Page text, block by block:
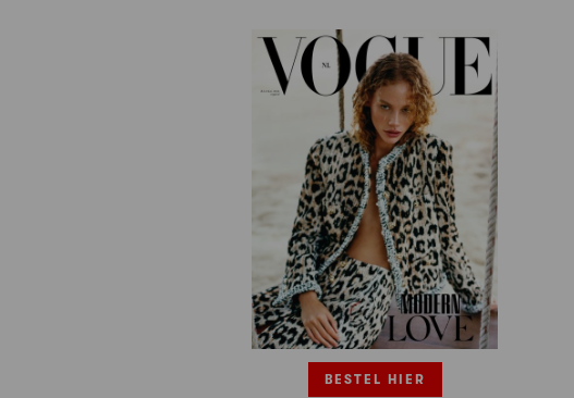
BESTEL HIER